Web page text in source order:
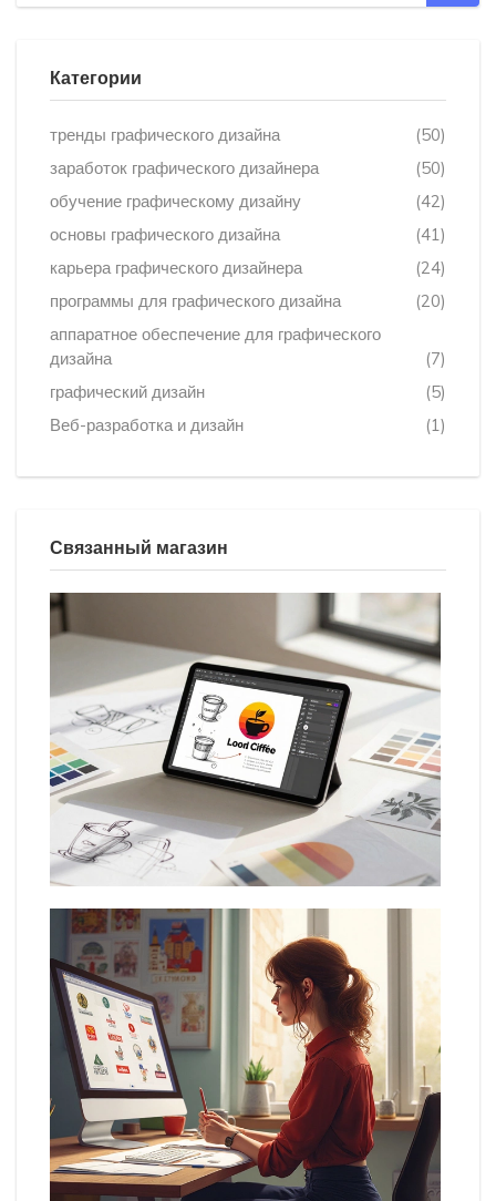
Категории
тренды графического дизайна
(50)
заработок графического дизайнера
(50)
обучение графическому дизайну
(42)
основы графического дизайна
(41)
карьера графического дизайнера
(24)
программы для графического дизайна
(20)
аппаратное обеспечение для графического
дизайна
(7)
графический дизайн
(5)
Веб-разработка и дизайн
(1)
Связанный магазин